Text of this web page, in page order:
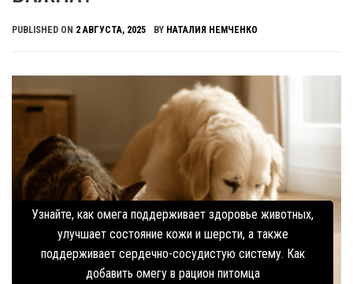
PUBLISHED ON 2 АВГУСТА, 2025 BY НАТАЛИЯ НЕМЧЕНКО
Узнайте, как омега поддерживает здоровье животных,
улучшает состояние кожи и шерсти, а также
поддерживает сердечно-сосудистую систему. Как
добавить омегу в рацион питомца